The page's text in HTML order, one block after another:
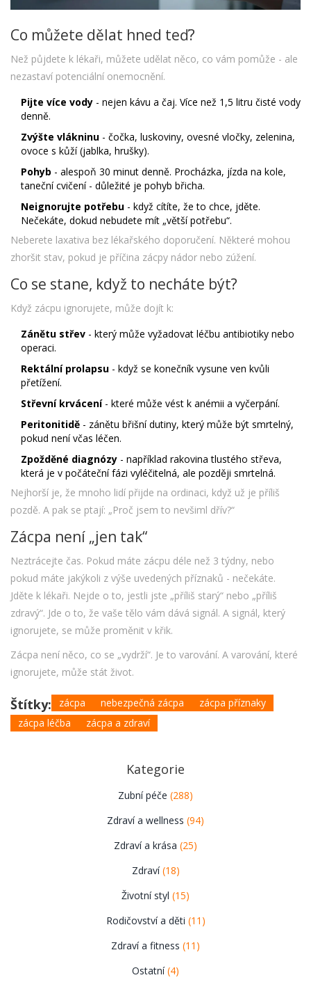
Co můžete dělat hned teď?
Než půjdete k lékaři, můžete udělat něco, co vám pomůže - ale
nezastaví potenciální onemocnění.
Pijte více vody - nejen kávu a čaj. Více než 1,5 litru čisté vody
denně.
Zvýšte vlákninu - čočka, luskoviny, ovesné vločky, zelenina,
ovoce s kůží (jablka, hrušky).
Pohyb - alespoň 30 minut denně. Procházka, jízda na kole,
taneční cvičení - důležité je pohyb břicha.
Neignorujte potřebu - když cítíte, že to chce, jděte.
Nečekáte, dokud nebudete mít „větší potřebu“.
Neberete laxativa bez lékařského doporučení. Některé mohou
zhoršit stav, pokud je příčina zácpy nádor nebo zúžení.
Co se stane, když to necháte být?
Když zácpu ignorujete, může dojít k:
Zánětu střev - který může vyžadovat léčbu antibiotiky nebo
operaci.
Rektální prolapsu - když se konečník vysune ven kvůli
přetížení.
Střevní krvácení- které může vést k anémii a vyčerpání.
Peritonitidě - zánětu břišní dutiny, který může být smrtelný,
pokud není včas léčen.
Zpožděné diagnózy - například rakovina tlustého střeva,
která je v počáteční fázi vyléčitelná, ale později smrtelná.
Nejhorší je, že mnoho lidí přijde na ordinaci, když už je příliš
pozdě. A pak se ptají: „Proč jsem to nevšiml dřív?“
Zácpa není „jen tak“
Neztrácejte čas. Pokud máte zácpu déle než 3 týdny, nebo
pokud máte jakýkoli z výše uvedených příznaků - nečekáte.
Jděte k lékaři. Nejde o to, jestli jste „příliš starý“ nebo „příliš
zdravý“. Jde o to, že vaše tělo vám dává signál. A signál, který
ignorujete, se může proměnit v křik.
Zácpa není něco, co se „vydrží“. Je to varování. A varování, které
ignorujete, může stát život.
Štítky: zácpa nebezpečná zácpa
zácpa příznaky
zácpa léčba
zácpa a zdraví
Kategorie
Zubní péče (288)
Zdraví a wellness (94)
Zdraví a krása (25)
Zdraví(18)
Životní styl (15)
Rodičovství a děti (11)
Zdraví a fitness (11)
Ostatní(4)